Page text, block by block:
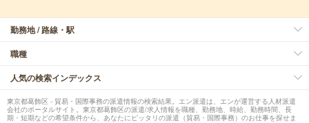
勤務地 / 路線・駅
職種
人気の検索インデックス
東京都葛飾区 - 貿易・国際事務の派遣情報の検索結果。エン派遣は、エンが運営する人材派遣
会社のポータルサイト。東京都葛飾区の派遣/求人情報を職種、勤務地、時給、勤務時間、長
期・短期などの希望条件から、あなたにピッタリの派遣（貿易・国際事務）のお仕事を探せま